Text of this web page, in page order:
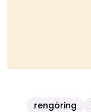
rengöring